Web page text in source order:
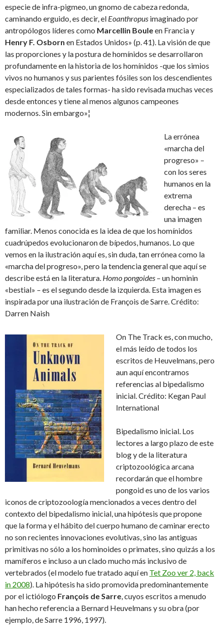
especie de infra-pigmeo, un gnomo de cabeza redonda,
caminando erguido, es decir, el Eoanthropus imaginado por
antropólogos líderes como Marcellin Bouleen Francia y
Henry F. Osborn en Estados Unidos» (p. 41). La visión de que
las proporciones y la postura de homínidos se desarrollaron
profundamente en la historia de los homínidos -que los simios
vivos no humanos y sus parientes fósiles son los descendientes
especializados de tales formas- ha sido revisada muchas veces
desde entonces y tiene al menos algunos campeones
modernos. Sin embargo»¦
La errónea
«marcha del
progreso» –
con los seres
humanos en la
extrema
derecha – es
una imagen
familiar. Menos conocida es la idea de que los homínidos
cuadrúpedos evolucionaron de bípedos, humanos. Lo que
vemos en la ilustración aquí es, sin duda, tan errónea como la
«marcha del progreso», pero la tendencia general que aquí se
describe está en la literatura. Homo pongoides – un hominin
«bestial» – es el segundo desde la izquierda. Esta imagen es
inspirada por una ilustración de François de Sarre. Crédito:
Darren Naish
On The Track es, con mucho,
el más leído de todos los
escritos de Heuvelmans, pero
aun aquí encontramos
referencias al bipedalismo
inicial. Crédito: Kegan Paul
International
Bipedalismo inicial. Los
lectores a largo plazo de este
blog y de la literatura
criptozoológica arcana
recordarán que el hombre
pongoid es uno de los varios
iconos de criptozoología mencionados a veces dentro del
contexto del bipedalismo inicial, una hipótesis que propone
que la forma y el hábito del cuerpo humano de caminar erecto
no son recientes innovaciones evolutivas, sino las antiguas
primitivas no sólo a los hominoides o primates, sino quizás a los
mamíferos e incluso a un clado mucho más inclusivo de
vertebrados (el modelo fue tratado aquí en Tet Zoo ver 2, back
in 2008). La hipótesis ha sido promovida predominantemente
por el ictiólogo François de Sarre, cuyos escritos a menudo
han hecho referencia a Bernard Heuvelmans y su obra (por
ejemplo, de Sarre 1996, 1997).